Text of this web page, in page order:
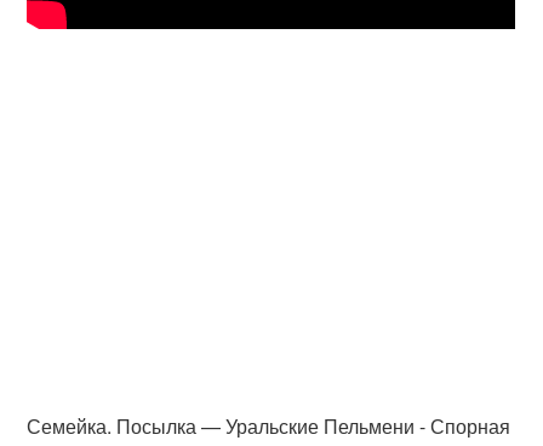
Семейка. Посылка — Уральские Пельмени - Спорная